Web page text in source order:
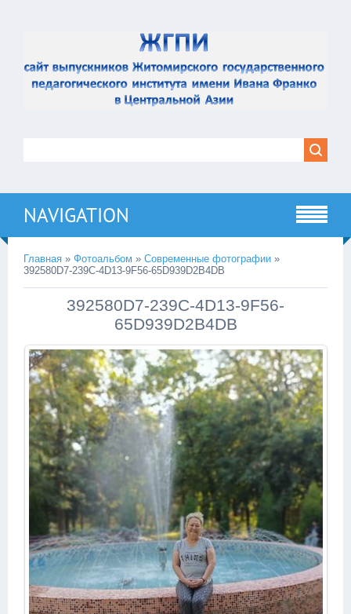
NAVIGATION
Главная » Фотоальбом » Современные фотографии »
392580D7-239C-4D13-9F56-65D939D2B4DB
392580D7-239C-4D13-9F56-
65D939D2B4DB